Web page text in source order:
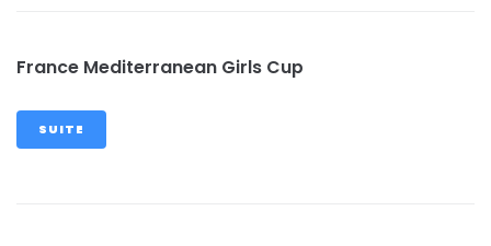
France Mediterranean Girls Cup
SUITE